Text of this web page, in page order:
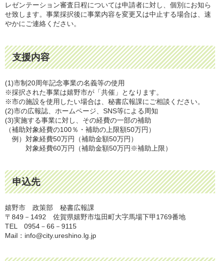
レゼンテーション審査日程については申請者に対し、個別にお知ら
せ致します。事業採択後に事業内容を変更又は中止する場合は、速
やかにご連絡ください。
支援内容
(1)市制20周年記念事業の名義等の使用
※採択された事業は嬉野市が「共催」となります。
※市の施設を使用したい場合は、秘書広報課にご相談ください。
(2)市の広報誌、ホームページ、SNS等による周知
(3)実施する事業に対し、その経費の一部の補助
（補助対象経費の100％・補助の上限額50万円）
例）対象経費50万円（補助金額50万円）
対象経費60万円（補助金額50万円※補助上限）
申込先
嬉野市 政策部 秘書広報課
〒849－1492 佐賀県嬉野市塩田町大字馬場下甲1769番地
TEL 0954－66－9115
Mail：info@city.ureshino.lg.jp